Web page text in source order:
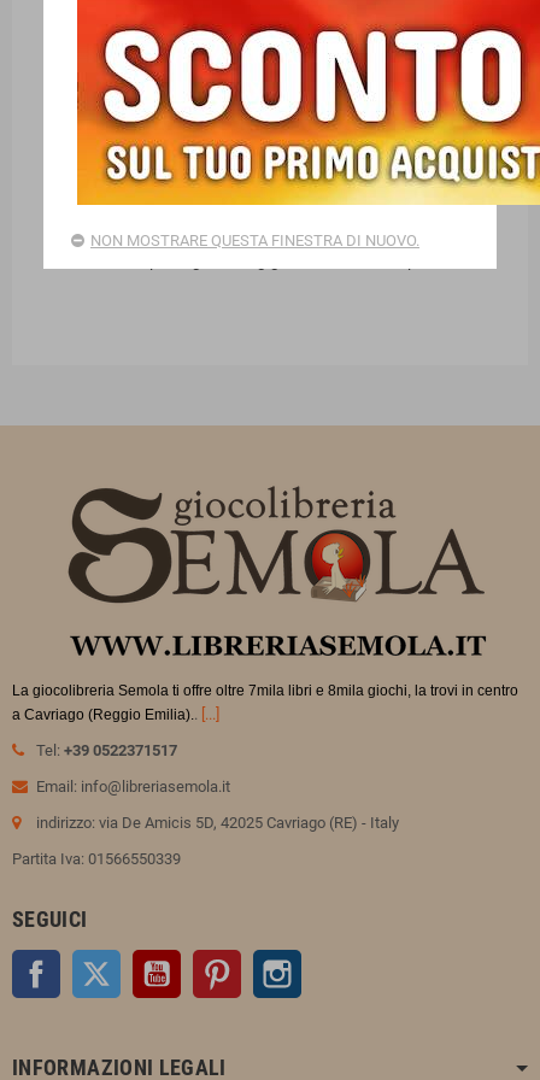
PUZZLE RAVENSBURGER PER BAMBINI
Nuovi arrivi Ravensburger: puzzle e set di puzzle per
La giocolibreria Semola ti offre oltre 7mila libri e 8mila giochi, la trovi in centro
a Cavriago (Reggio Emilia).. [...]
Tel: +39 0522371517
Email: info@libreriasemola.it
indirizzo: via De Amicis 5D, 42025 Cavriago (RE) - Italy
Partita Iva: 01566550339
SEGUICI
Facebook Twitter YouTube Pinterest
INFORMAZIONI LEGALI
NON MOSTRARE QUESTA FINESTRA DI NUOVO.